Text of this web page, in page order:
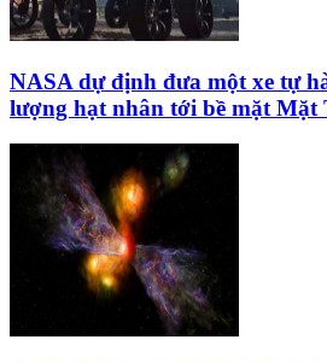
NASA dự định đưa một xe tự
lượng hạt nhân tới bề mặt Mặt